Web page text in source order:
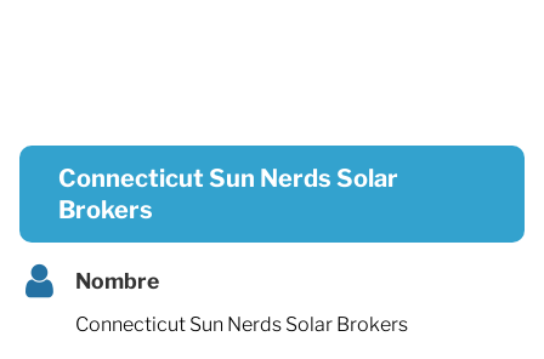
Connecticut Sun Nerds Solar
Brokers
Nombre
Connecticut Sun Nerds Solar Brokers